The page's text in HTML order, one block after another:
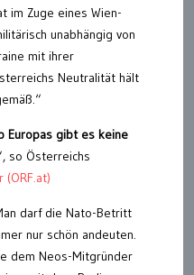
im Zuge eines Wien-
unabhängig von
mit ihrer
Neutralität hält
Europas gibt es keine
so Österreichs
(ORF.at)
darf die Nato-Betritt
nur schön andeuten.
dem Neos-Mitgründer